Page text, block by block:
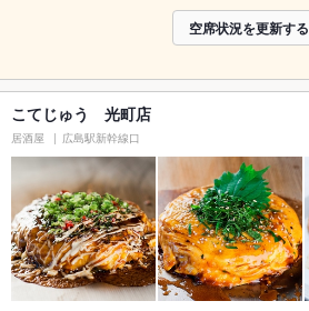
空席状況を更新する
こてじゅう 光町店
居酒屋 広島駅新幹線口